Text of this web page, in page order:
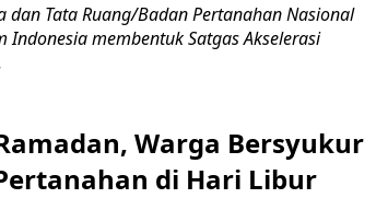
dan Tata Ruang/Badan Pertanahan Nasional
Indonesia membentuk Satgas Akselerasi
Warga Bersyukur
di Hari Libur